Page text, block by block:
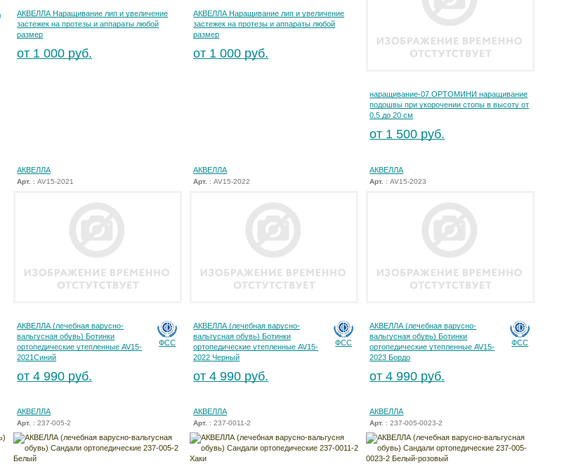
АКВЕЛЛА Наращивание лип и увеличение
застежек на протезы и аппараты любой
размер
от 1 000 руб.
АКВЕЛЛА Наращивание лип и увеличение
застежек на протезы и аппараты любой
размер
от 1 000 руб.
наращивание-07 ОРТОМИНИ наращивание
подошвы при укорочении стопы в высоту от
0,5 до 20 см
от 1 500 руб.
АКВЕЛЛА
Арт. : AV15-2021
ФСС
АКВЕЛЛА (лечебная варусно-
вальгусная обувь) Ботинки
ортопедические утепленные AV15-
2021Синий
от 4 990 руб.
АКВЕЛЛА
Арт. : AV15-2022
ФСС
АКВЕЛЛА (лечебная варусно-
вальгусная обувь) Ботинки
ортопедические утепленные AV15-
2022 Черный
от 4 990 руб.
АКВЕЛЛА
Арт. : AV15-2023
ФСС
АКВЕЛЛА (лечебная варусно-
вальгусная обувь) Ботинки
ортопедические утепленные AV15-
2023 Бордо
от 4 990 руб.
АКВЕЛЛА
Арт. : 237-005-2
АКВЕЛЛА
Арт. : 237-0011-2
АКВЕЛЛА
Арт. : 237-005-0023-2